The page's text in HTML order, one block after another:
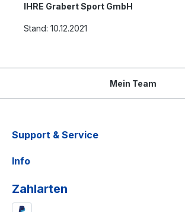
IHRE Grabert Sport GmbH
Stand: 10.12.2021
Mein Team
Support & Service
Info
Zahlarten